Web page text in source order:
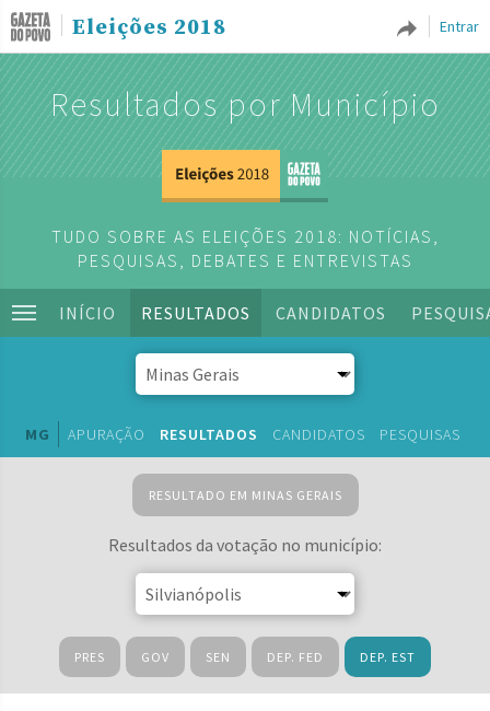
Entrar
Eleições 2018
Resultados por Município
TUDO SOBRE AS ELEIÇÕES 2018: NOTÍCIAS,
PESQUISAS, DEBATES E ENTREVISTAS
INÍCIO RESULTADOS CANDIDATOS
MG APURAÇÃO RESULTADOS CANDIDATOS PESQUISAS
RESULTADO EM MINAS GERAIS
Resultados da votação no município:
PRES GOV SEN DEP. FED DEP. EST